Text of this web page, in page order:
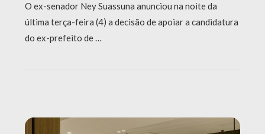
O ex-senador Ney Suassuna anunciou na noite da
última terça-feira (4) a decisão de apoiar a candidatura
do ex-prefeito de …